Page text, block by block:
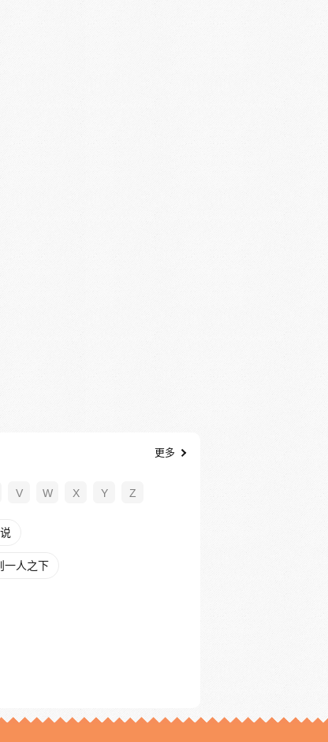
更多
V W X Y Z
一人之下